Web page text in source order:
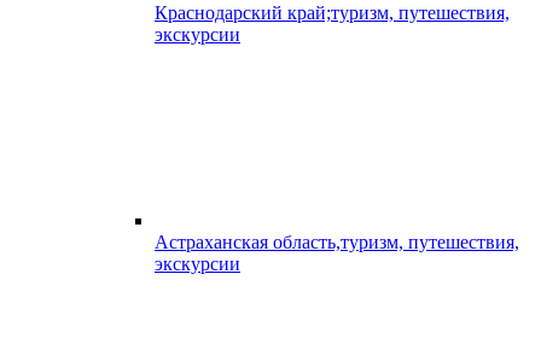
Краснодарский край;туризм, путешествия,
экскурсии
Астраханская область,туризм, путешествия,
экскурсии